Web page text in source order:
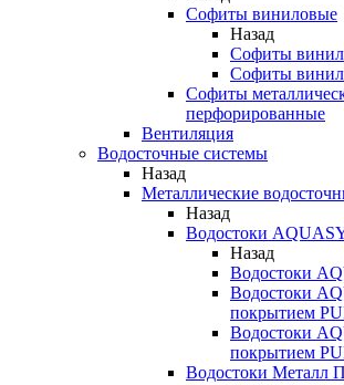
Софиты виниловые
Назад
Софиты
Софиты
Софиты
перфорированные
Вентиляция
Водосточные системы
Назад
Металлические
Назад
Водостоки
Назад
Водостоки
Водостоки
покрытием
Водостоки
покрытием
Водостоки Металл